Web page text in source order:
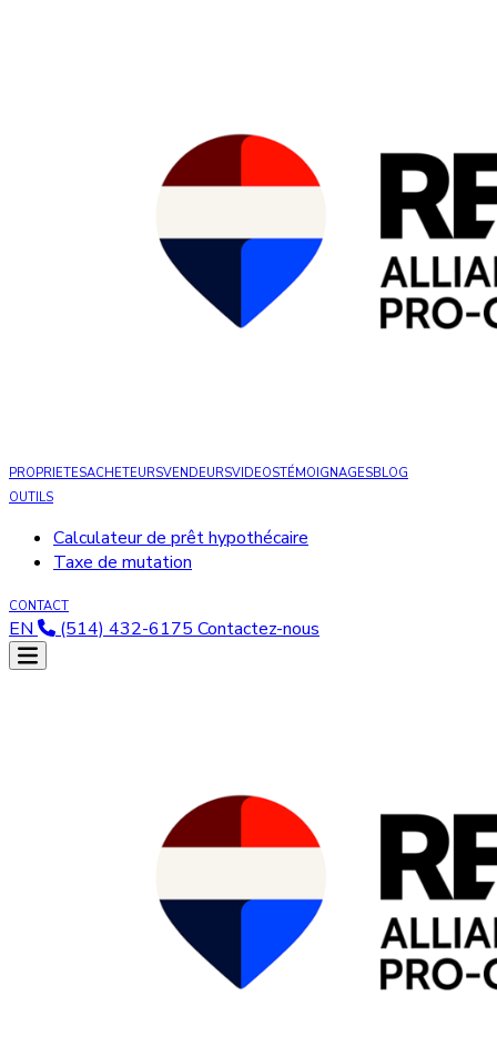
PROPRIETESACHETEURSVENDEURSVIDEOSTÉMOIGNAGESBLOG
OUTILS
Calculateur de prêt hypothécaire
Taxe de mutation
CONTACT
EN (514) 432-6175 Contactez-nous